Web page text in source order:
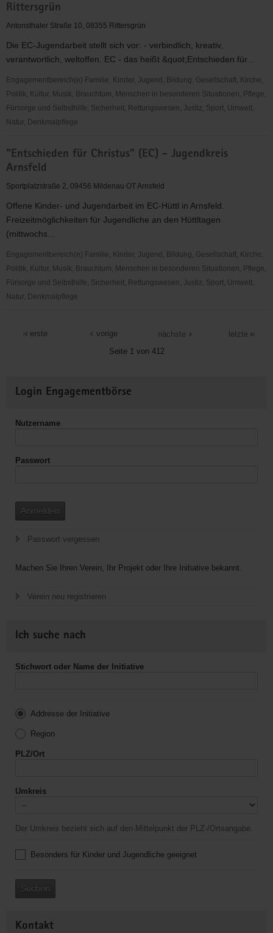
Christus"
(EC)
Elbingeröder
Jugendverband
(EEC)
Gruppe
Dresden
Rittersgrün
Antonsthaler Straße 10, 08355 Rittersgrün
Die EC-Jugendarbeit stellt sich vor: - verbindlich, kreativ,
verantwortlich, weltoffen. EC - das heißt &quot;Entschieden für...
Engagementbereich(e) Familie, Kinder, Jugend, Bildung, Gesellschaft, Kirche,
Politik, Kultur, Musik, Brauchtum, Menschen in besonderen Situationen, Pflege,
Fürsorge und Selbsthilfe, Sicherheit, Rettungswesen, Justiz, Sport, Umwelt,
Natur, Denkmalpflege
für
Christus"
(EC)
Jugendbund
Rittersgrün
"Entschieden für Christus" (EC) - Jugendkreis
Arnsfeld
Sportplatzstraße 2, 09456 Mildenau OT Arnsfeld
Offene Kinder- und Jugendarbeit im EC-Hüttl in Arnsfeld.
Freizeitmöglichkeiten für Jugendliche an den Hüttltagen
(mittwochs...
Engagementbereich(e) Familie, Kinder, Jugend, Bildung, Gesellschaft, Kirche,
Politik, Kultur, Musik, Brauchtum, Menschen in besonderen Situationen, Pflege,
Fürsorge und Selbsthilfe, Sicherheit, Rettungswesen, Justiz, Sport, Umwelt,
Natur, Denkmalpflege
Jugendkreis
Arnsfeld
erste
vorige
Seite 1 von 412
nächste letzte
Informationen
Login Engagementbörse
Nutzername
Passwort
Anmelden
Passwort vergessen
Machen Sie Ihren Verein, Ihr Projekt oder Ihre Initiative bekannt.
Verein neu registrieren
Ich suche nach
Stichwort oder Name der Initiative
Addresse der Initiative
Region
PLZ/Ort
Umkreis
Der Umkreis bezieht sich auf den Mittelpunkt der PLZ-/Ortsangabe.
Besonders für Kinder und Jugendliche geeignet
Suchen
Kontakt